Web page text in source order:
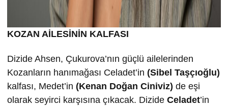
KOZAN AİLESİNİN KALFASI
Dizide Ahsen, Çukurova’nın güçlü ailelerinden
Kozanların hanımağası Celadet’in (Sibel Taşçıoğlu)
kalfası, Medet’in (Kenan Doğan Ciniviz) de eşi
olarak seyirci karşısına çıkacak. Dizide Celadet’in